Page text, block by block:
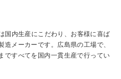
国内生産にこだわり、お客様に喜ば
メーカーです。広島県の工場で、
ですべてを国内一貫生産で行ってい